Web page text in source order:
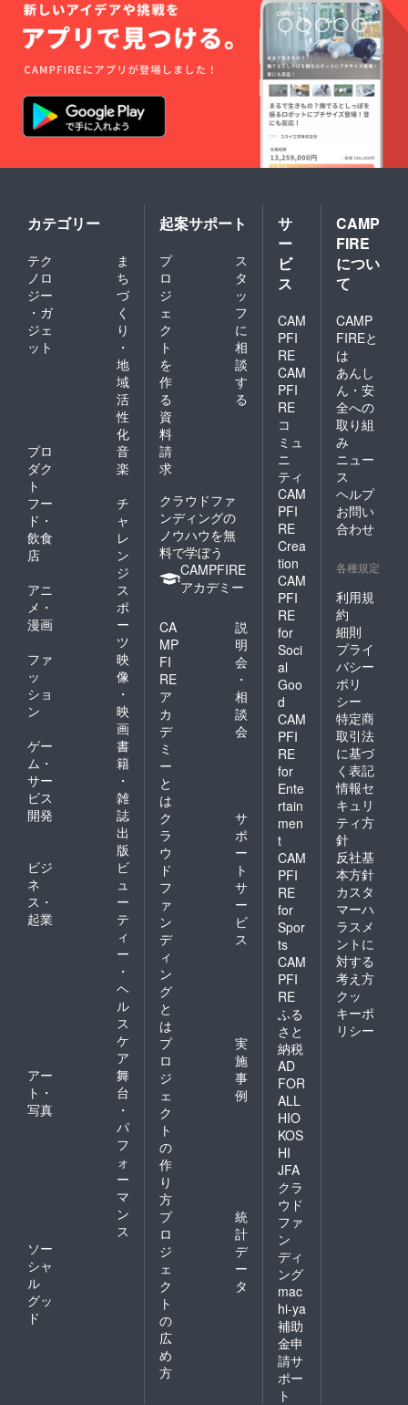
カテゴリー
テク
ノロ
ジー
・ガ
ジェ
ット
ま
ち
づ
く
り
・
地
域
活
性
化
プロ
ダク
ト
音
楽
フー
ド・
飲食
店
チ
ャ
レ
ン
ジ
アニ
メ・
漫画
ス
ポ
ー
ツ
ファ
ッ
ショ
ン
映
像
・
映
画
ゲー
ム・
サー
ビス
開発
書
籍
・
雑
誌
出
版
ビジ
ネ
ス・
起業
ビ
ュ
ー
テ
ィ
ー
・
ヘ
ル
ス
ケ
ア
アー
ト・
写真
舞
台
・
パ
フ
ォ
ー
マ
ン
ス
ソー
シャ
ル
グッ
ド
起案サポート
プ
ロ
ジ
ェ
ク
ト
を
作
る
ス
タ
ッ
フ
に
相
談
す
る
資
料
請
求
クラウドファ
ンディングの
ノウハウを無
料で学ぼう
CAMPFIRE
アカデミー
CA
MP
FI
RE
ア
カ
デ
ミ
ー
と
は
説
明
会
・
相
談
会
ク
ラ
ウ
ド
フ
ァ
ン
デ
ィ
ン
グ
と
は
サ
ポ
ー
ト
サ
ー
ビ
ス
プ
ロ
ジ
ェ
ク
ト
の
作
り
方
実
施
事
例
プ
ロ
ジ
ェ
ク
ト
の
広
め
方
統
計
デ
ー
タ
サ
ー
ビ
ス
CAM
PFI
RE
CAM
PFI
RE
コ
ミュ
ニ
ティ
CAM
PFI
RE
Crea
tion
CAM
PFI
RE
for
Soci
al
Goo
d
CAM
PFI
RE
for
Ente
rtain
men
t
CAM
PFI
RE
for
Spor
ts
CAM
PFI
RE
ふる
さと
納税
AD
FOR
ALL
HIO
KOS
HI
JFA
クラ
ウド
ファ
ン
ディ
ング
mac
hi-ya
補助
金申
請サ
ポー
ト
CAMP
FIRE
につい
て
CAMP
FIREと
は
あんし
ん・安
全への
取り組
み
ニュー
ス
ヘルプ
お問い
合わせ
各種規定
利用規
約
細則
プライ
バシー
ポリ
シー
特定商
取引法
に基づ
く表記
情報セ
キュリ
ティ方
針
反社基
本方針
カスタ
マーハ
ラスメ
ントに
対する
考え方
クッ
キーポ
リシー